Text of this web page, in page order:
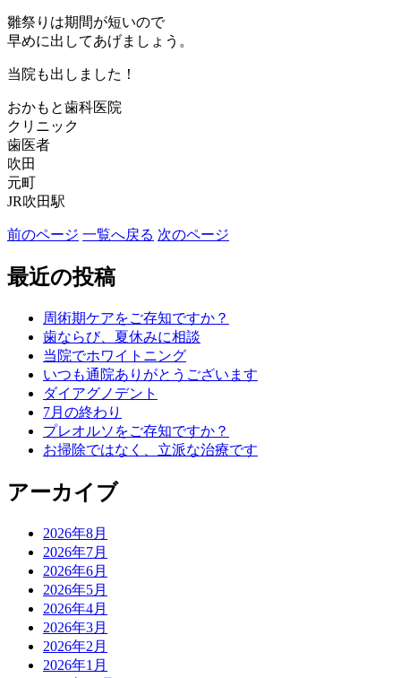
雛祭りは期間が短いので
早めに出してあげましょう。
当院も出しました！
おかもと歯科医院
クリニック
歯医者
吹田
元町
JR吹田駅
前のページ 一覧へ戻る 次のページ
最近の投稿
周術期ケアをご存知ですか？
歯ならび、夏休みに相談
当院でホワイトニング
いつも通院ありがとうございます
ダイアグノデント
7月の終わり
プレオルソをご存知ですか？
お掃除ではなく、立派な治療です
アーカイブ
2026年8月
2026年7月
2026年6月
2026年5月
2026年4月
2026年3月
2026年2月
2026年1月